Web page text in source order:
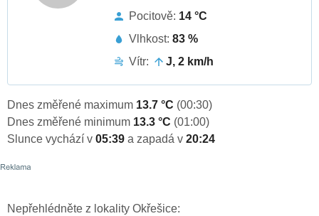
Pocitově: 14 °C
Vlhkost: 83 %
Vítr:
J, 2 km/h
Dnes změřené maximum 13.7 °C (00:30)
Dnes změřené minimum 13.3 °C (01:00)
Slunce vychází v 05:39 a zapadá v 20:24
Nepřehlédněte z lokality Okřešice: